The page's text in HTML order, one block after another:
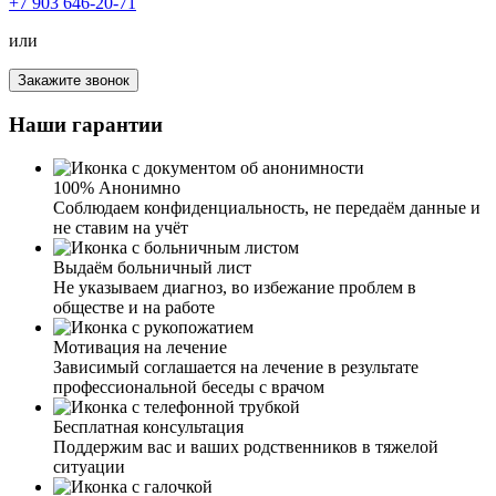
Я благодарна вашей клинике за лечение от алкоголизма
Именно здесь специалисты нашли правильный подход к
супругу и смогли убедить его пройти лечение.
Благодаря вам у нас такой отличный результат и знания,
ситуациях. Спасибо вам огромное.
Сложно писать весь тот кошмар, который нам с
супругом пришлось пережить. Наш сын стал плотно
употреблять алкоголь, забросил учебу, пропал интерес к
тренировкам. Усугубило ситуацию и расставание с
девушкой. Два месяца назад моя подруга посоветовала
обратиться к вам. Мы с мужем решили, что надо
попробовать, и позвонили вам. В течение короткого
времени приехали ваши специалисты, провели беседу с
сыном и предложили различные способы лечения. Сын
решил не только отказаться от употребления дома, а
или
Закажите звонок
Наши гарантии
100% Анонимно
Соблюдаем конфиденциальность, не передаём данные и
не ставим на учёт
Выдаём больничный лист
Не указываем диагноз, во избежание проблем в
обществе и на работе
Мотивация на лечение
Зависимый соглашается на лечение в результате
профессиональной беседы с врачом
Бесплатная консультация
Поддержим вас и ваших родственников в тяжелой
ситуации